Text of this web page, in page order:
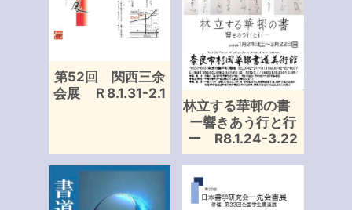
第52回 関西三余
会展 Ｒ8.1.31-2.1
林立する華邨の書
ー響きあう行と行
ー R8.1.24-3.22